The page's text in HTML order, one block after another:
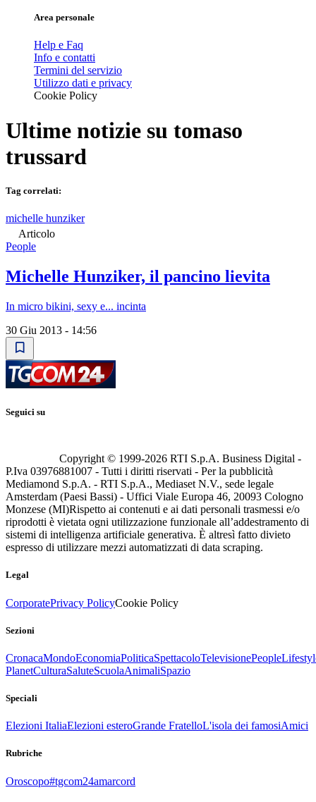
Area personale
Help e Faq
Info e contatti
Termini del servizio
Utilizzo dati e privacy
Cookie Policy
Ultime notizie su tomaso
trussard
Tag correlati:
michelle hunziker
Articolo
People
Michelle Hunziker, il pancino lievita
In micro bikini, sexy e... incinta
30 Giu 2013 - 14:56
Seguici su
Copyright © 1999-2026 RTI S.p.A. Business Digital -
P.Iva 03976881007 - Tutti i diritti riservati - Per la pubblicità
Mediamond S.p.A. - RTI S.p.A., Mediaset N.V., sede legale
Amsterdam (Paesi Bassi) - Uffici Viale Europa 46, 20093 Cologno
Monzese (MI)Rispetto ai contenuti e ai dati personali trasmessi e/o
riprodotti è vietata ogni utilizzazione funzionale all’addestramento di
sistemi di intelligenza artificiale generativa. È altresì fatto divieto
espresso di utilizzare mezzi automatizzati di data scraping.
Legal
CorporatePrivacy PolicyCookie Policy
Sezioni
CronacaMondoEconomiaPoliticaSpettacoloTelevisionePeople
PlanetCulturaSaluteScuolaAnimaliSpazio
Speciali
Elezioni ItaliaElezioni esteroGrande FratelloL'isola dei famosiAmici
Rubriche
Oroscopo#tgcom24amarcord